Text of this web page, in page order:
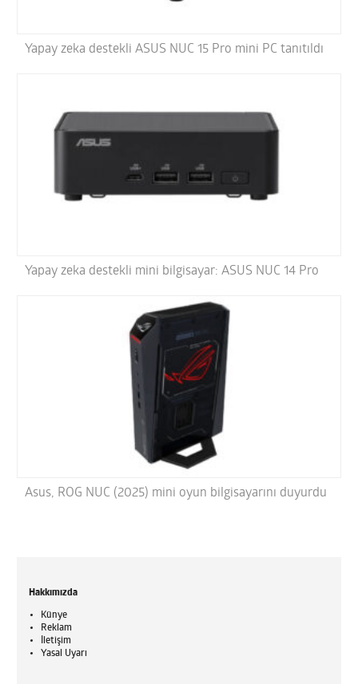
Yapay zeka destekli ASUS NUC 15 Pro mini PC tanıtıldı
Yapay zeka destekli mini bilgisayar: ASUS NUC 14 Pro
Asus, ROG NUC (2025) mini oyun bilgisayarını duyurdu
Hakkımızda
Künye
Reklam
İletişim
Yasal Uyarı